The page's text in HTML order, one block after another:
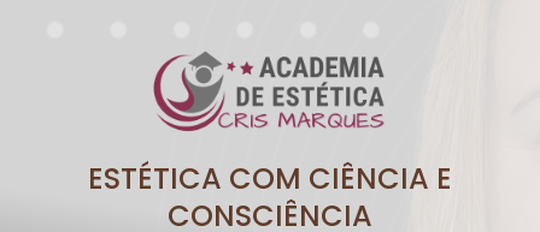
ESTÉTICA COM CIÊNCIA E
CONSCIÊNCIA